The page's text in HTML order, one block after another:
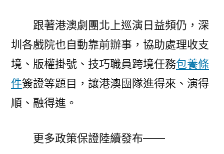
跟著港澳劇團北上巡演日益頻仍，深
圳各戲院也自動靠前辦事，協助處理收支
境、版權掛號、技巧職員跨境任務包養條
件簽證等題目，讓港澳團隊進得來、演得
順、融得進。
更多政策保證陸續發布——